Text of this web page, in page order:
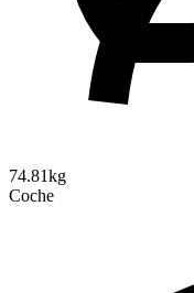
74.81kg
Coche